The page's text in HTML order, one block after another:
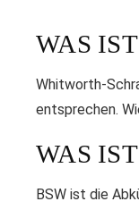
WAS
Whitworth-
entsprechen.
WAS
BSW ist die